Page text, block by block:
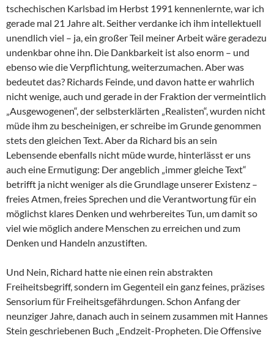
tschechischen Karlsbad im Herbst 1991 kennenlernte, war ich
gerade mal 21 Jahre alt. Seither verdanke ich ihm intellektuell
unendlich viel – ja, ein großer Teil meiner Arbeit wäre geradezu
undenkbar ohne ihn. Die Dankbarkeit ist also enorm – und
ebenso wie die Verpflichtung, weiterzumachen. Aber was
bedeutet das? Richards Feinde, und davon hatte er wahrlich
nicht wenige, auch und gerade in der Fraktion der vermeintlich
„Ausgewogenen“, der selbsterklärten „Realisten“, wurden nicht
müde ihm zu bescheinigen, er schreibe im Grunde genommen
stets den gleichen Text. Aber da Richard bis an sein
Lebensende ebenfalls nicht müde wurde, hinterlässt er uns
auch eine Ermutigung: Der angeblich „immer gleiche Text“
betrifft ja nicht weniger als die Grundlage unserer Existenz –
freies Atmen, freies Sprechen und die Verantwortung für ein
möglichst klares Denken und wehrbereites Tun, um damit so
viel wie möglich andere Menschen zu erreichen und zum
Denken und Handeln anzustiften.
Und Nein, Richard hatte nie einen rein abstrakten
Freiheitsbegriff, sondern im Gegenteil ein ganz feines, präzises
Sensorium für Freiheitsgefährdungen. Schon Anfang der
neunziger Jahre, danach auch in seinem zusammen mit Hannes
Stein geschriebenen Buch „Endzeit-Propheten. Die Offensive